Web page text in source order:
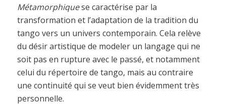
Métamorphiquese caractérise par la
transformation et l’adaptation de la tradition du
tango vers un univers contemporain. Cela relève
du désir artistique de modeler un langage qui ne
soit pas en rupture avec le passé, et notamment
celui du répertoire de tango, mais au contraire
une continuité qui se veut bien évidemment très
personnelle.